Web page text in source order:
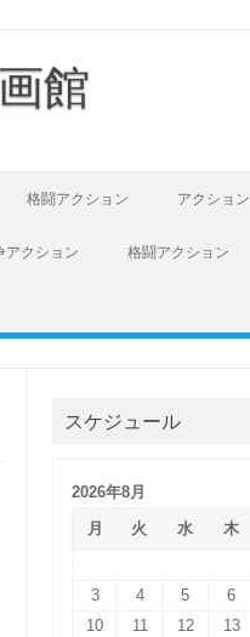
館
格闘アクション アクション
アクション 格闘アクション
スケジュール
2026年8月
月
火 水 木
3
4 5 6
10
11 12 13